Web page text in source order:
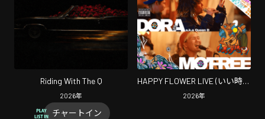
Riding With The Q
2026年
チャートイン
HAPPY FLOWER LIVE (いい時間
LIVE)
2026年